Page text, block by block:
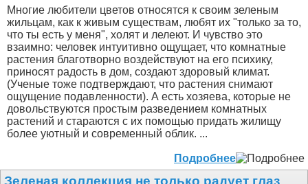
Многие любители цветов относятся к своим зеленым
жильцам, как к живым существам, любят их "только за то,
что ты есть у меня", холят и лелеют. И чувство это
взаимно: человек интуитивно ощущает, что комнатные
растения благотворно воздействуют на его психику,
приносят радость в дом, создают здоровый климат.
(Ученые тоже подтверждают, что растения снимают
ощущение подавленности). А есть хозяева, которые не
довольствуются простым разведением комнатных
растений и стараются с их помощью придать жилищу
более уютный и современный облик. ...
Подробнее
Зеленая коллекция не только радует глаз